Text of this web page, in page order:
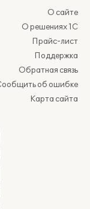
О сайте
О решениях 1С
Прайс-лист
Поддержка
Обратная связь
об ошибке
Карта сайта